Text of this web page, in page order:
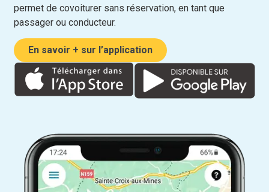
permet de covoiturer sans réservation, en tant que
passager ou conducteur.
En savoir + sur l’application